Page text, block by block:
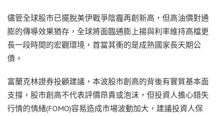
儘管全球股市已擺脫美伊戰爭陰霾再創新高，但高油價對通
膨的傳導效果猶存，全球將面臨通膨上揚與利率維持高檔更
長一段時間的宏觀環境，首當其衝的是成熟國家長天期公
債。
富蘭克林證券投顧建議，本波股市創高的背後有實質基本面
支撐，股市創高不代表評價昂貴或泡沫，但投資人擔心錯失
行情的情緒(FOMO)容易造成市場波動加大，建議投資人保